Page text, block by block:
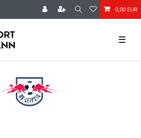
0,00 EUR
☰